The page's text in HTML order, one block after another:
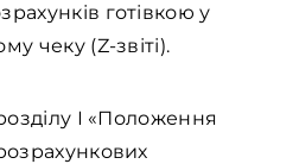
готівкою у
чеку (Z-звіті).
І «Положення